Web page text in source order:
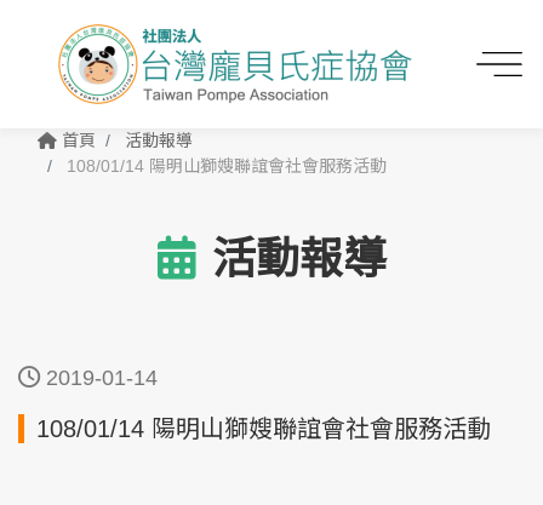
首頁
活動報導
108/01/14 陽明山獅嫂聯誼會社會服務活動
活動報導
2019-01-14
108/01/14 陽明山獅嫂聯誼會社會服務活動